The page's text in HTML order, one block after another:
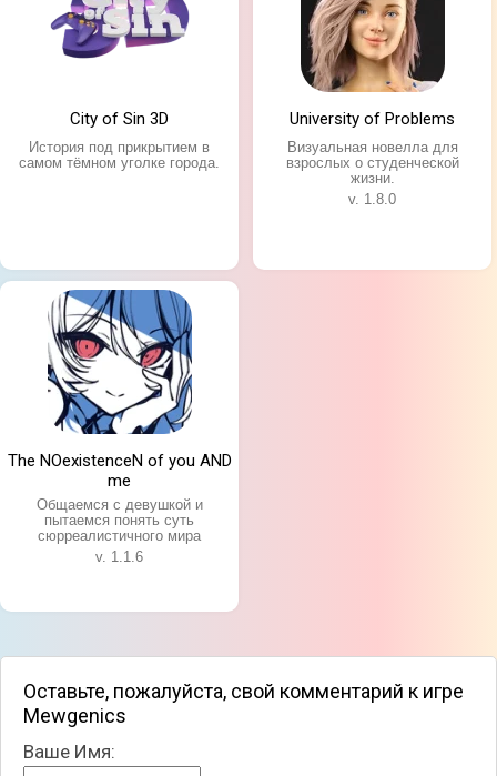
City of Sin 3D
История под прикрытием в
самом тёмном уголке города.
University of Problems
Визуальная новелла для
взрослых о студенческой
жизни.
v. 1.8.0
The NOexistenceN of you AND
me
Общаемся с девушкой и
пытаемся понять суть
сюрреалистичного мира
v. 1.1.6
Оставьте, пожалуйста, свой комментарий к игре
Mewgenics
Ваше Имя: